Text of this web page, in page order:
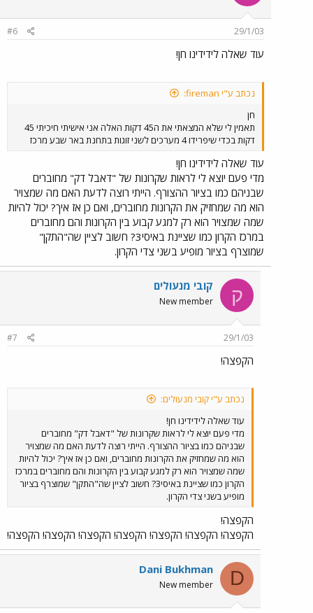
הליך הקיפול או הפריסה מחדש, אולם הוא אינו הכרחי לצורך הצמדת
המערכים. התמונה המצורפת מראה תקריב על יחידת מצמד של קרונועי
29/1/03
#6
עוד שאלה לידידינו חן!
נכתב ע"י fireman:
חן
תאמין לי שלא המצאתי את ה45 דקות האלה אני אישיתי חיכיתי 45
דקות בכדי שיפרידו 4 מערכים לשני זוגות בתחנת באר שבע מרכז
עוד שאלה לידידינו חן!
מדי פעם יוצא לי לראות שקרונות של "דאבל דק" מחוברים
שבניהם כמו בציור ההצורף. הייתי רוצה לדעת האם מה שמצויר
הוא מה שמחזיק את הקרונות מחוברים, ואם כן אז איך? יכול להיות
שמה שמצויר הוא רק למגע קבוע בין הקרונות והם מחוברים
במרכז הקרון כמו שציינת באיסי3? חשוב לציין שה"התקן"
שמוצרף בציור מופיע בשני צדי הקרון.
ק קובי מנעולים
New member
29/1/03
#7
הקפצה!
נכתב ע"י קובי מנעולים:
עוד שאלה לידידינו חן!
מדי פעם יוצא לי לראות שקרונות של "דאבל דק" מחוברים
שבניהם כמו בציור ההצורף. הייתי רוצה לדעת האם מה שמצויר
הוא מה שמחזיק את הקרונות מחוברים, ואם כן אז איך? יכול להיות
שמה שמצויר הוא רק למגע קבוע בין הקרונות והם מחוברים במרכז
הקרון כמו שציינת באיסי3? חשוב לציין שה"התקן" שמוצרף בציור
מופיע בשני צדי הקרון.
הקפצה!
הקפצה! הקפצה! הקפצה! הקפצה! הקפצה! הקפצה! הקפצה!
D
Dani Bukhman
New member